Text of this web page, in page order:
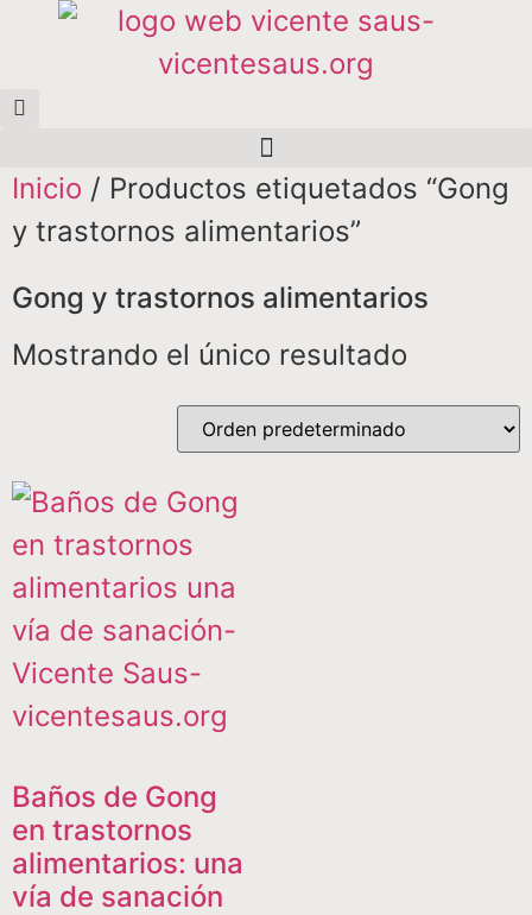
Inicio / Productos etiquetados “Gong
y trastornos alimentarios”
Gong y trastornos alimentarios
Mostrando el único resultado
Baños de Gong
en trastornos
alimentarios: una
vía de sanación